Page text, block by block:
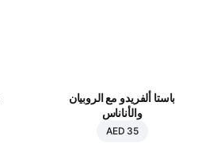
باستا ألفريدو مع الروبيان
والأناناس
AED 35